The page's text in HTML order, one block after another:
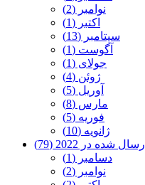
نوامبر (2)
اکتبر (1)
سپتامبر (13)
آگوست (1)
جولای (1)
ژوئن (4)
آوریل (5)
مارس (8)
فوریه (5)
ژانویه (10)
ارسال شده در 2022 (79)
دسامبر (1)
نوامبر (2)